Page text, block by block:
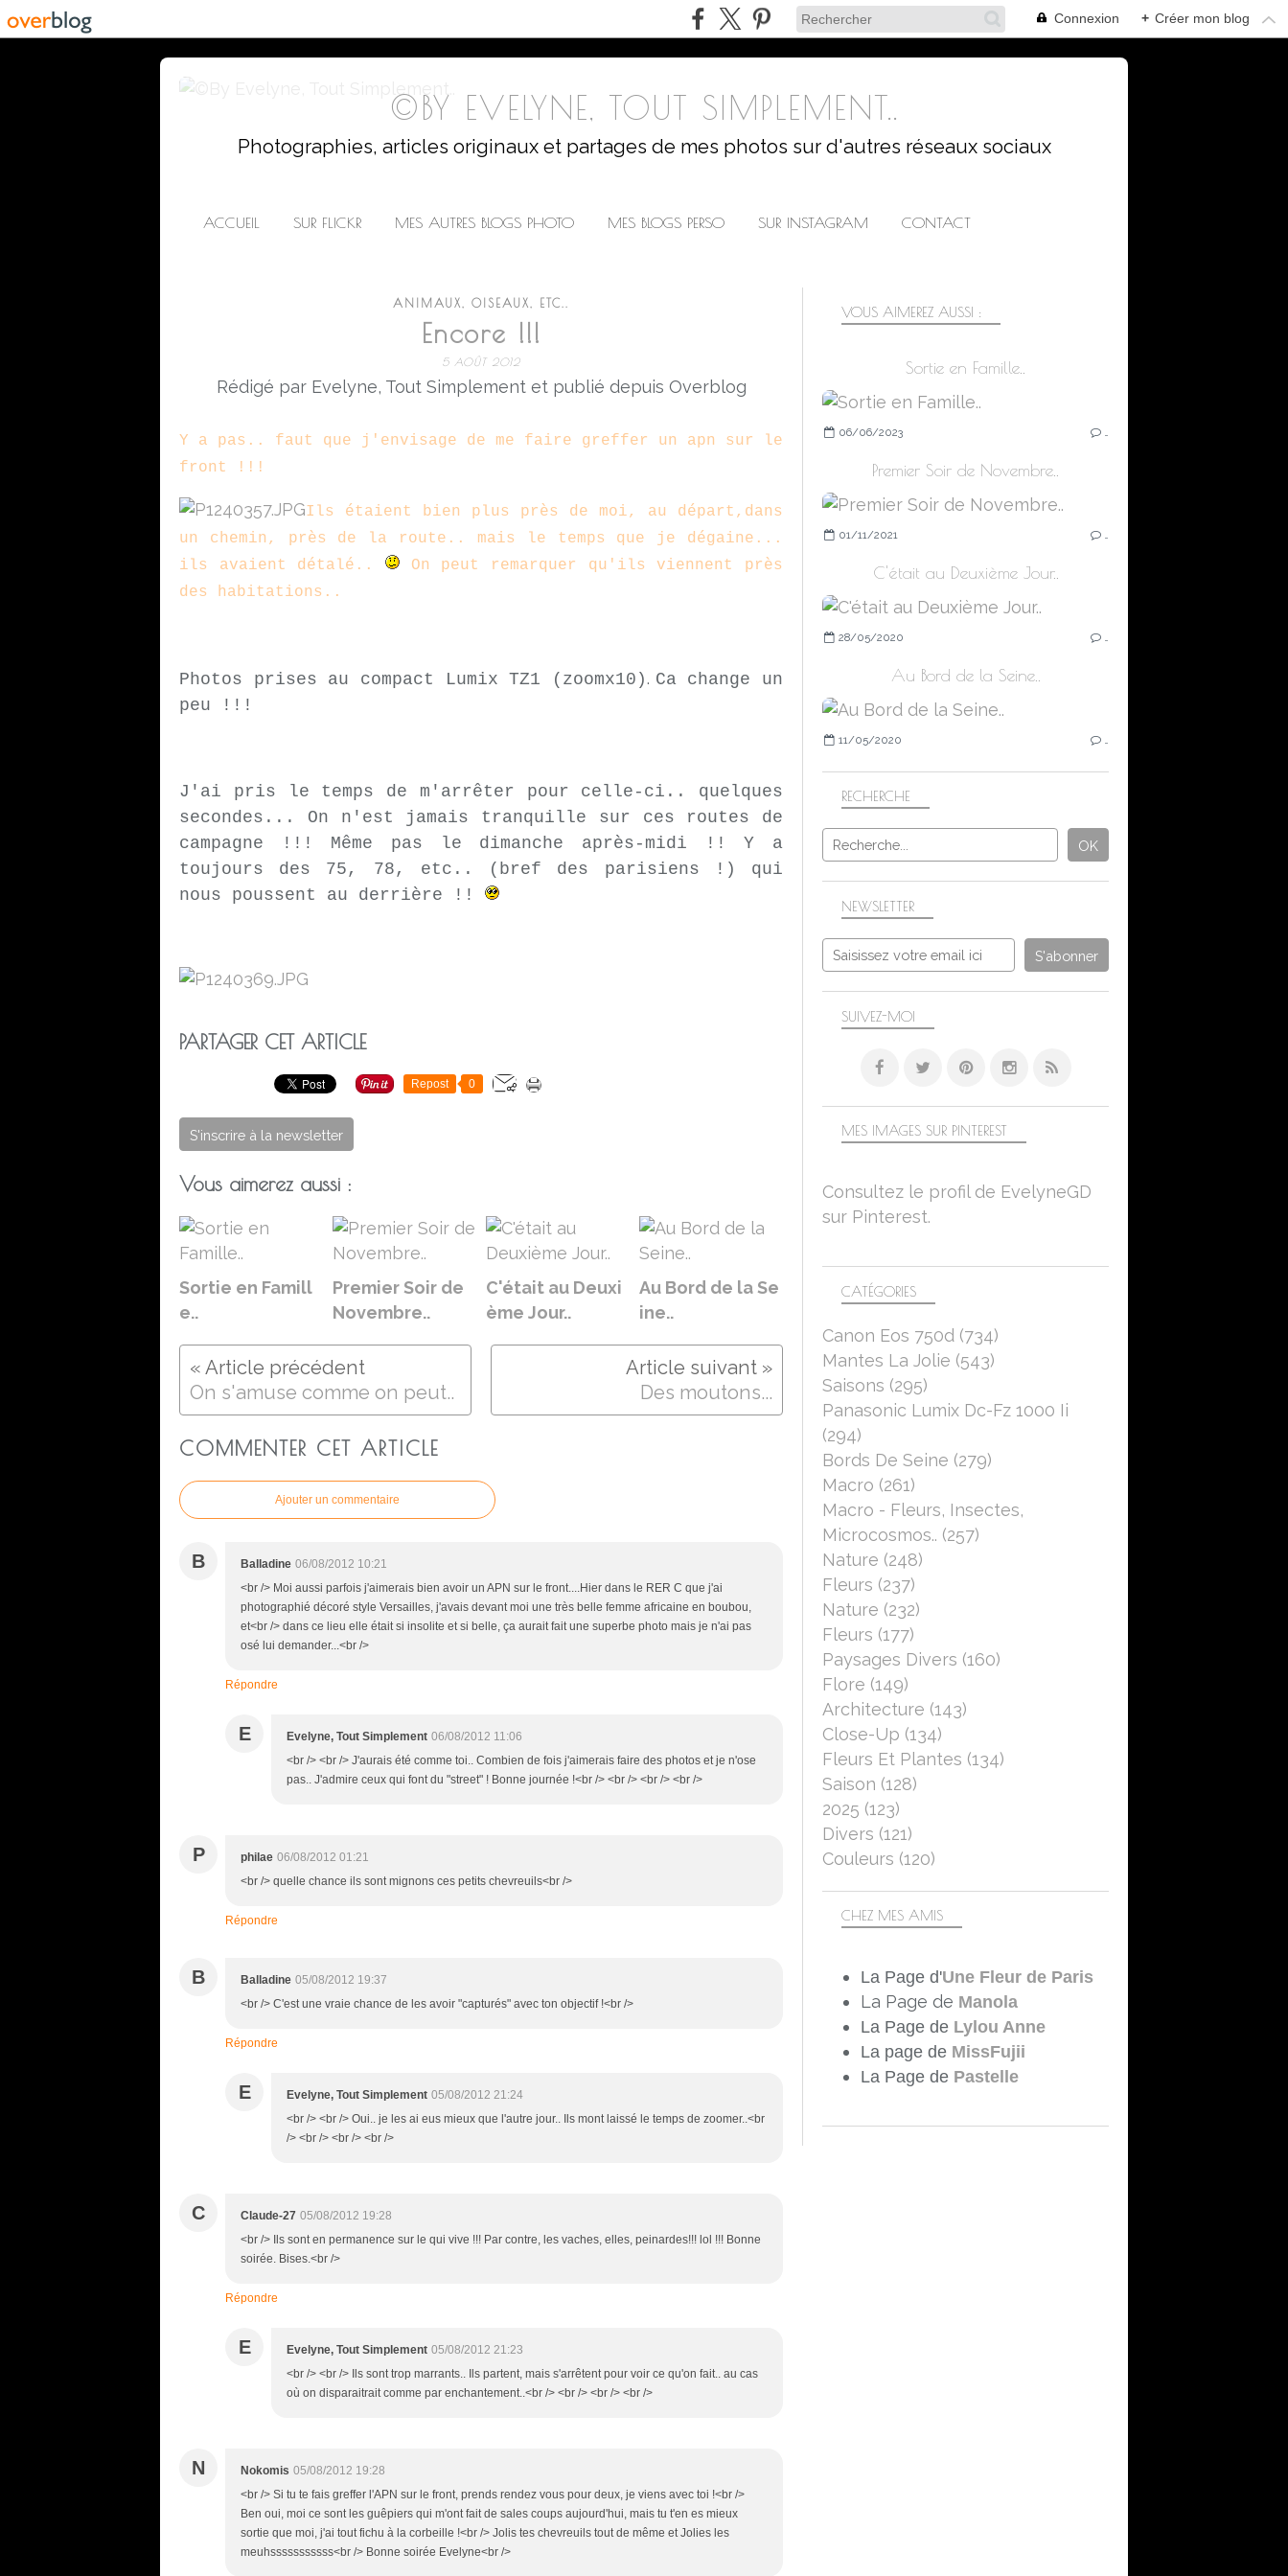
Connexion + Créer mon blog
©BY EVELYNE, TOUT SIMPLEMENT..
Photographies, articles originaux et partages de mes photos sur d'autres réseaux sociaux
ACCUEIL SUR FLICKR MES AUTRES BLOGS PHOTO MES BLOGS PERSO SUR INSTAGRAM CONTACT
ANIMAUX, OISEAUX, ETC..
Encore !!!
5 AOÛT 2012
Rédigé par Evelyne, Tout Simplement et publié depuis Overblog
Y a pas.. faut que j'envisage de me faire greffer un apn sur le
front !!!
Ils étaient bien plus près de moi, au départ,dans
un chemin, près de la route.. mais le temps que je dégaine...
ils avaient détalé..
On peut remarquer qu'ils viennent près
des habitations..
Photos prises au compact Lumix TZ1 (zoomx10). Ca change un
peu !!!
J'ai pris le temps de m'arrêter pour celle-ci.. quelques
secondes... On n'est jamais tranquille sur ces routes de
campagne !!! Même pas le dimanche après-midi !! Y a
toujours des 75, 78, etc.. (bref des parisiens !) qui
nous poussent au derrière !!
PARTAGER CET ARTICLE
Repost 0
S'inscrire à la newsletter
Vous aimerez aussi :
Sortie en Famill
e..
Premier Soir de
Novembre..
C'était au Deuxi
ème Jour..
Au Bord de la Se
ine..
On s'amuse comme on peut.. Des moutons...
COMMENTER CET ARTICLE
Ajouter un commentaire
B Balladine 06/08/2012 10:21
<br /> Moi aussi parfois j'aimerais bien avoir un APN sur le front....Hier dans le RER C que j'ai
photographié décoré style Versailles, j'avais devant moi une très belle femme africaine en boubou,
et<br /> dans ce lieu elle était si insolite et si belle, ça aurait fait une superbe photo mais je n'ai pas
osé lui demander...<br />
Répondre
E Evelyne, Tout Simplement 06/08/2012 11:06
<br /> <br /> J'aurais été comme toi.. Combien de fois j'aimerais faire des photos et je n'ose
pas.. J'admire ceux qui font du "street" ! Bonne journée !<br /> <br /> <br /> <br />
P philae 06/08/2012 01:21
<br /> quelle chance ils sont mignons ces petits chevreuils<br />
Répondre
B Balladine 05/08/2012 19:37
<br /> C'est une vraie chance de les avoir "capturés" avec ton objectif !<br />
Répondre
E Evelyne, Tout Simplement 05/08/2012 21:24
<br /> <br /> Oui.. je les ai eus mieux que l'autre jour.. Ils mont laissé le temps de zoomer..<br
/> <br /> <br /> <br />
C Claude-27 05/08/2012 19:28
<br /> Ils sont en permanence sur le qui vive !!! Par contre, les vaches, elles, peinardes!!! lol !!! Bonne
soirée. Bises.<br />
Répondre
E Evelyne, Tout Simplement 05/08/2012 21:23
<br /> <br /> Ils sont trop marrants.. Ils partent, mais s'arrêtent pour voir ce qu'on fait.. au cas
où on disparaitrait comme par enchantement..<br /> <br /> <br /> <br />
N Nokomis 05/08/2012 19:28
<br /> Si tu te fais greffer l'APN sur le front, prends rendez vous pour deux, je viens avec toi !<br />
Ben oui, moi ce sont les guêpiers qui m'ont fait de sales coups aujourd'hui, mais tu t'en es mieux
sortie que moi, j'ai tout fichu à la corbeille !<br /> Jolis tes chevreuils tout de même et Jolies les
meuhsssssssssss<br /> Bonne soirée Evelyne<br />
NEWSLETTER
SUIVEZ-MOI
RECHERCHE
VOUS AIMEREZ AUSSI :
Sortie en Famille..
06/06/2023
Premier Soir de Novembre..
01/11/2021
C'était au Deuxième Jour..
28/05/2020
Au Bord de la Seine..
11/05/2020
CATÉGORIES
Canon Eos 750d (734)
Mantes La Jolie (543)
Saisons (295)
Panasonic Lumix Dc-Fz 1000 Ii
(294)
Bords De Seine (279)
Macro (261)
Macro - Fleurs, Insectes,
Microcosmos.. (257)
Nature (248)
Fleurs (237)
Nature (232)
Fleurs (177)
Paysages Divers (160)
Flore (149)
Architecture (143)
Close-Up (134)
Fleurs Et Plantes (134)
Saison (128)
2025 (123)
Divers (121)
Couleurs (120)
MES IMAGES SUR PINTEREST
Consultez le profil de EvelyneGD
sur Pinterest.
CHEZ MES AMIS
La Page d'Une Fleur de Paris
La Page de Manola
La Page de Lylou Anne
La page de MissFujii
La Page de Pastelle